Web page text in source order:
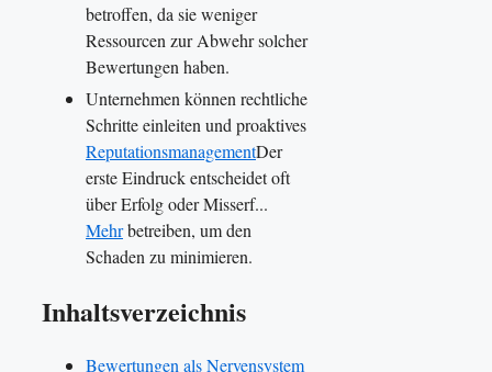
betroffen, da sie weniger
Ressourcen zur Abwehr solcher
Bewertungen haben.
Unternehmen können rechtliche
Schritte einleiten und proaktives
ReputationsmanagementDer
erste Eindruck entscheidet oft
über Erfolg oder Misserf...
Mehrbetreiben, um den
Schaden zu minimieren.
Inhaltsverzeichnis
Bewertungen als Nervensystem